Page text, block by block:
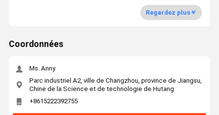
Regardez plus
Coordonnées
Ms. Anny
Parc industriel A2, ville de Changzhou, province de Jiangsu,
Chine de la Science et de technologie de Hutang
+8615222392755